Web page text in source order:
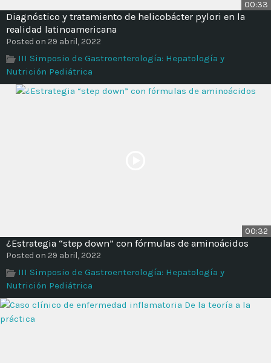
00:33
Diagnóstico y tratamiento de helicobácter pylori en la
realidad latinoamericana
Posted on 29 abril, 2022
III Simposio de Gastroenterología: Hepatología y
Nutrición Pediátrica
00:32
¿Estrategia “step down” con fórmulas de aminoácidos
Posted on 29 abril, 2022
III Simposio de Gastroenterología: Hepatología y
Nutrición Pediátrica